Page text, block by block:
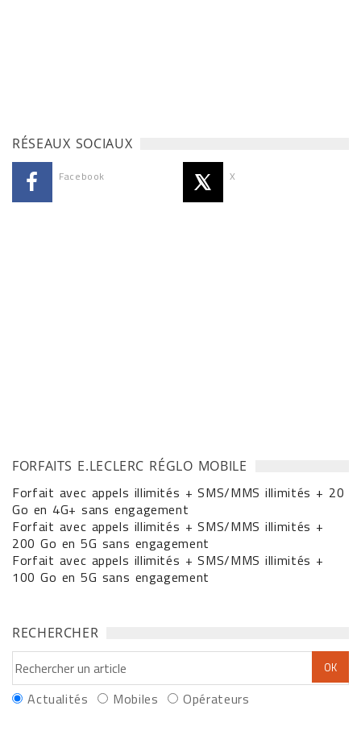
RÉSEAUX SOCIAUX
Facebook X
FORFAITS E.LECLERC RÉGLO MOBILE
Forfait avec appels illimités + SMS/MMS illimités + 20
Go en 4G+ sans engagement
Forfait avec appels illimités + SMS/MMS illimités +
200 Go en 5G sans engagement
Forfait avec appels illimités + SMS/MMS illimités +
100 Go en 5G sans engagement
RECHERCHER
Actualités Mobiles Opérateurs